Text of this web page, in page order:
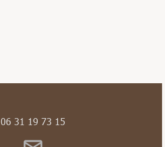
06 31 19 73 15